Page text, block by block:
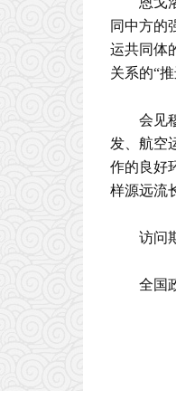
同中方的
运共同体
关系的“
会见
发、航空
作的良好
样源远流
访问
全国